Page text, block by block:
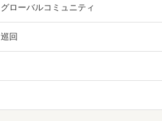
グローバルコミュニティ
巡回